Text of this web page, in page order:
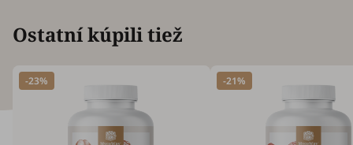
Ostatní kúpili tiež
-23% -21%